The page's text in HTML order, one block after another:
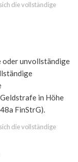
die vollständige
unvollständige
in Höhe
FinStrG).
die vollständige